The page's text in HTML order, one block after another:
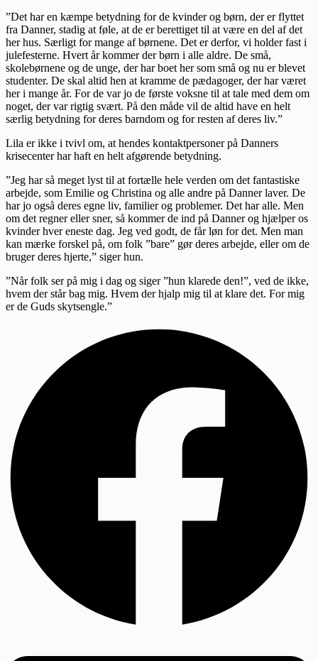
”Det har en kæmpe betydning for de kvinder og børn, der er flyttet
fra Danner, stadig at føle, at de er berettiget til at være en del af det
her hus. Særligt for mange af børnene. Det er derfor, vi holder fast i
julefesterne. Hvert år kommer der børn i alle aldre. De små,
skolebørnene og de unge, der har boet her som små og nu er blevet
studenter. De skal altid hen at kramme de pædagoger, der har været
her i mange år. For de var jo de første voksne til at tale med dem om
noget, der var rigtig svært. På den måde vil de altid have en helt
særlig betydning for deres barndom og for resten af deres liv.”
Lila er ikke i tvivl om, at hendes kontaktpersoner på Danners
krisecenter har haft en helt afgørende betydning.
”Jeg har så meget lyst til at fortælle hele verden om det fantastiske
arbejde, som Emilie og Christina og alle andre på Danner laver. De
har jo også deres egne liv, familier og problemer. Det har alle. Men
om det regner eller sner, så kommer de ind på Danner og hjælper os
kvinder hver eneste dag. Jeg ved godt, de får løn for det. Men man
kan mærke forskel på, om folk ”bare” gør deres arbejde, eller om de
bruger deres hjerte,” siger hun.
”Når folk ser på mig i dag og siger ”hun klarede den!”, ved de ikke,
hvem der står bag mig. Hvem der hjalp mig til at klare det. For mig
er de Guds skytsengle.”